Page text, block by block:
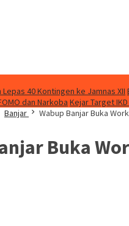
40 Kontingen ke Jamnas XII
dan Narkoba Kejar Target
Banjar Wabup Banjar Buka
Buka